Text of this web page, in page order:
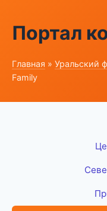
Портал
Главная » Уральский
Family